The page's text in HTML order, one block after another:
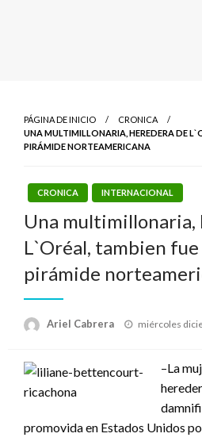
PÁGINA DE INICIO
CRONICA
UNA MULTIMILLONARIA, HEREDERA DE
PIRÁMIDE NORTEAMERICANA
CRONICA INTERNACIONAL
Una multimillonaria,
L`Oréal, tambien
pirámide
Ariel Cabrera
Publicado
miércoles
–La
promovida en Estados Unidos